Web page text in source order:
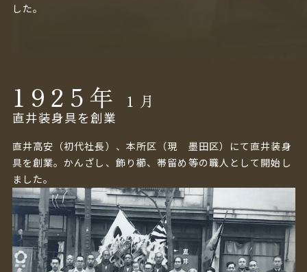
した。
1925年 1月
直井装身具を創業
直井高安（初代社長）、本所区（現 墨田区）にて直井装身
具を創業。かんざし、飾り櫛、帯留め等の職人として開始し
ました。